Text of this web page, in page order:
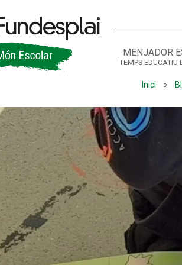
MENJADOR
TEMPS EDUCATIU
Inici »
ACTIVITATS D'ESTIU
DE COLÒNIES
CONEIX FUNDESPLAI
La Fundació